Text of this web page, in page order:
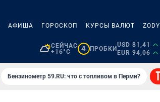
АФИША ГОРОСКОП КУРСЫ ВАЛЮТ ZODY
СЕЙЧАС
+16°C
4 ПРОБКИ
USD 81,41
EUR 94,06
Бензинометр 59.RU: что с топливом в Перми?